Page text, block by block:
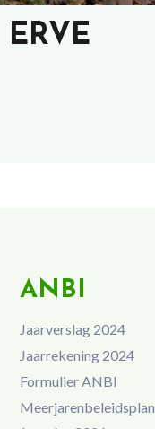
ANBI
Jaarverslag 2024
Jaarrekening 2024
Formulier ANBI
Meerjarenbeleidsplan